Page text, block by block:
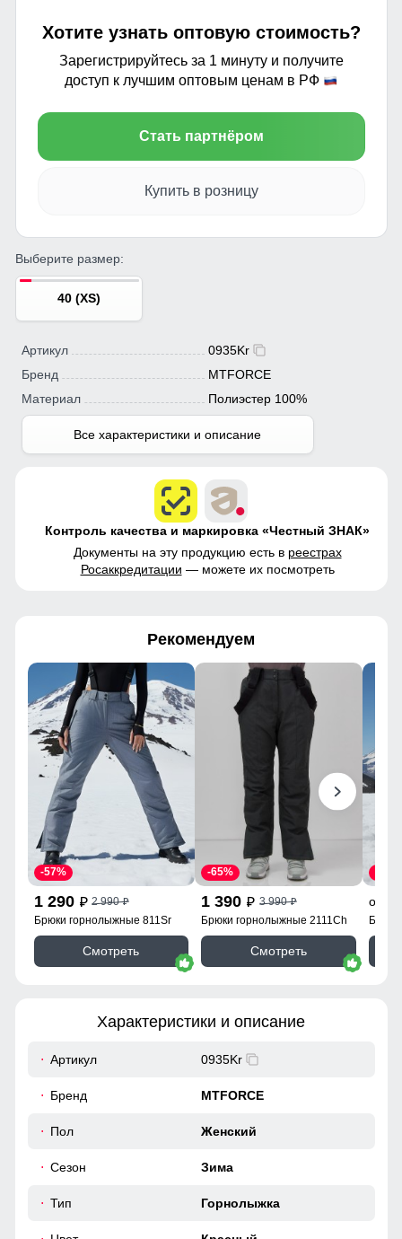
Хотите узнать оптовую стоимость?
Зарегистрируйтесь за 1 минуту и получите
доступ к лучшим оптовым ценам в РФ
Стать партнёром
Купить в розницу
Выберите размер:
40 (XS)
Артикул
0935Kr
Бренд
MTFORCE
Материал
Полиэстер 100%
Все характеристики и описание
Контроль качества и маркировка «Честный ЗНАК»
Документы на эту продукцию есть в реестрах
Росаккредитации — можете их посмотреть
Рекомендуем
1 290 p 2 990p
-57%
Брюки горнолыжные 811Sr
Смотреть
1 390 p 3 990p
-65%
Брюки горнолыжные 2111Ch
Смотреть
от
Характеристики и описание
Артикул 0935Kr
Бренд MTFORCE
Пол Женский
Сезон Зима
Тип Горнолыжка